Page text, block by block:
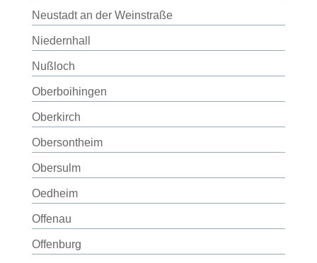
Neustadt an der Weinstraße
Niedernhall
Nußloch
Oberboihingen
Oberkirch
Obersontheim
Obersulm
Oedheim
Offenau
Offenburg